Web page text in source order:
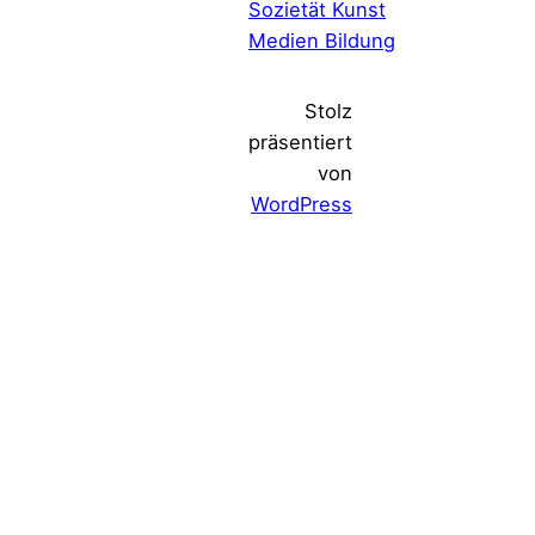
Sozietät Kunst
Medien Bildung
Stolz
präsentiert
von
WordPress